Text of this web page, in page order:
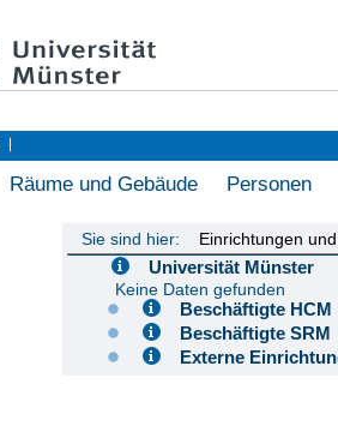
Räume und Gebäude Personen
Sie sind hier: Einrichtungen
Universität Münster
Keine Daten gefunden
Beschäftigte
Beschäftigte
Externe